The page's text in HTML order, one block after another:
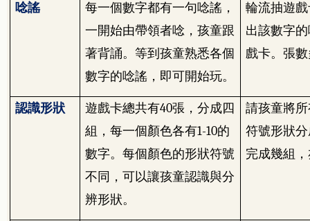
唸謠
每一個數字都有一句唸謠，
一開始由帶領者唸，孩童跟
著背誦。等到孩童熟悉各個
數字的唸謠，即可開始玩。
輪流抽遊
出該數字
戲卡。張
認識形狀 遊戲卡總共有40張，分成四
組，每一個顏色各有1-10的
數字。每個顏色的形狀符號
不同，可以讓孩童認識與分
辨形狀。
請孩童將
符號形狀
完成幾組